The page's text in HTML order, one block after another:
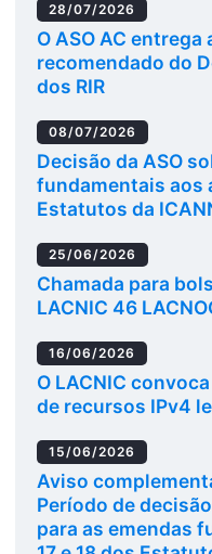
28/07/2026
O ASO AC entrega
recomendado do
dos RIR
08/07/2026
Decisão da ASO
fundamentais aos
Estatutos da
25/06/2026
Chamada para
LACNIC 46
16/06/2026
O LACNIC
de recursos IPv4
15/06/2026
Aviso
Período de
para as emendas